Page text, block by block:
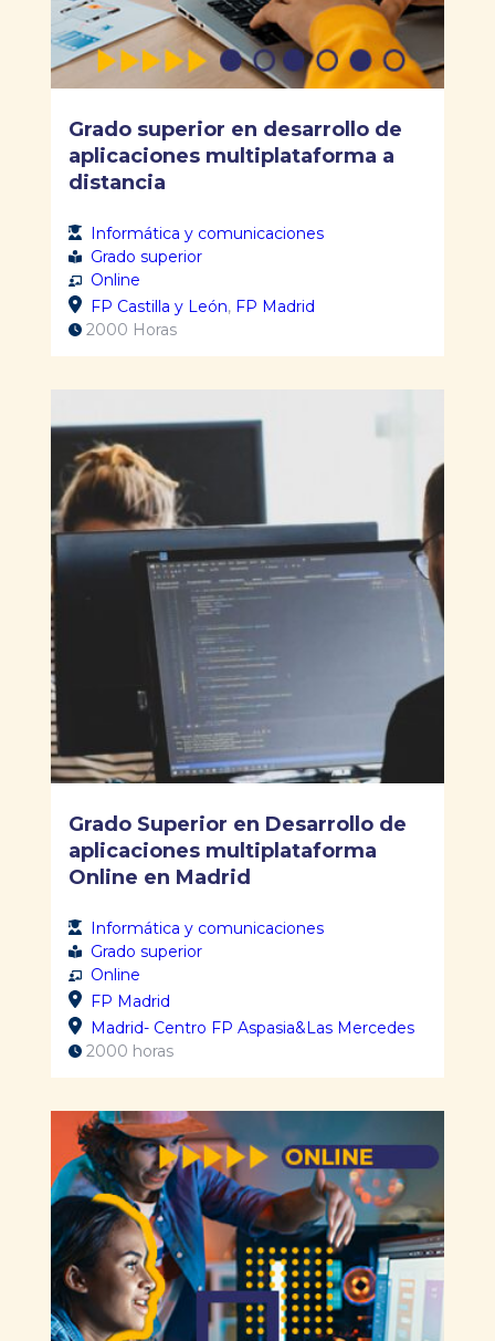
Grado superior en desarrollo de
aplicaciones multiplataforma a
distancia
Informática y comunicaciones
Grado superior
Online
FP Castilla y León, FP Madrid
2000 Horas
Grado Superior en Desarrollo de
aplicaciones multiplataforma
Online en Madrid
Informática y comunicaciones
Grado superior
Online
FP Madrid
Madrid- Centro FP Aspasia&Las Mercedes
2000 horas